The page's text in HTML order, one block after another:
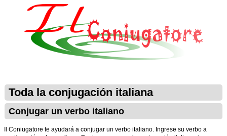
Toda la conjugación italiana
Conjugar un verbo italiano
Il Coniugatore te ayudará a conjugar un verbo italiano. Ingrese su verbo a